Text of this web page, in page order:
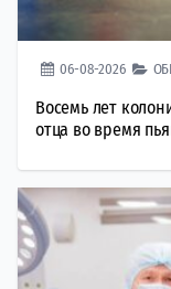
06-08-2026
Восемь лет
отца во время